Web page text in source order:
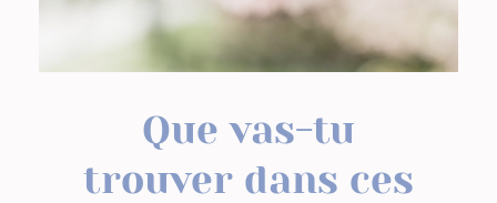
Que vas-tu
trouver dans ces